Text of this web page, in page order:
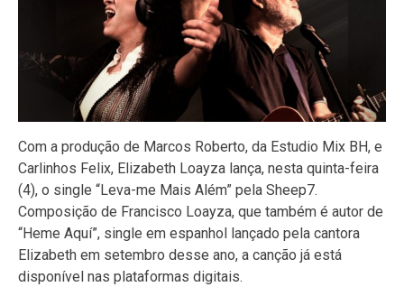
Com a produção de Marcos Roberto, da Estudio Mix BH, e
Carlinhos Felix, Elizabeth Loayza lança, nesta quinta-feira
(4), o single “Leva-me Mais Além” pela Sheep7.
Composição de Francisco Loayza, que também é autor de
“Heme Aquí”, single em espanhol lançado pela cantora
Elizabeth em setembro desse ano, a canção já está
disponível nas plataformas digitais.